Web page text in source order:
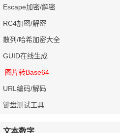
Escape加密/解密
RC4加密/解密
散列/哈希加密大全
GUID在线生成
图片转Base64
URL编码/解码
键盘测试工具
文本数字